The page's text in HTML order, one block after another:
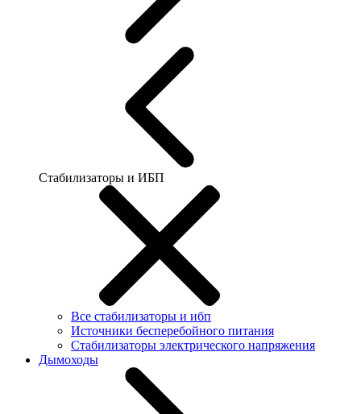
Стабилизаторы и ИБП
Все стабилизаторы и ибп
Источники бесперебойного питания
Стабилизаторы электрического напряжения
Дымоходы